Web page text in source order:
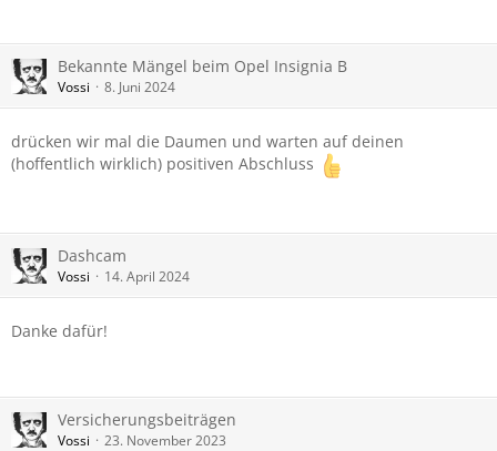
Bekannte Mängel beim Opel Insignia B
Vossi 8. Juni 2024
drücken wir mal die Daumen und warten auf deinen
(hoffentlich wirklich) positiven Abschluss
Dashcam
Vossi 14. April 2024
Danke dafür!
Versicherungsbeiträgen
Vossi 23. November 2023